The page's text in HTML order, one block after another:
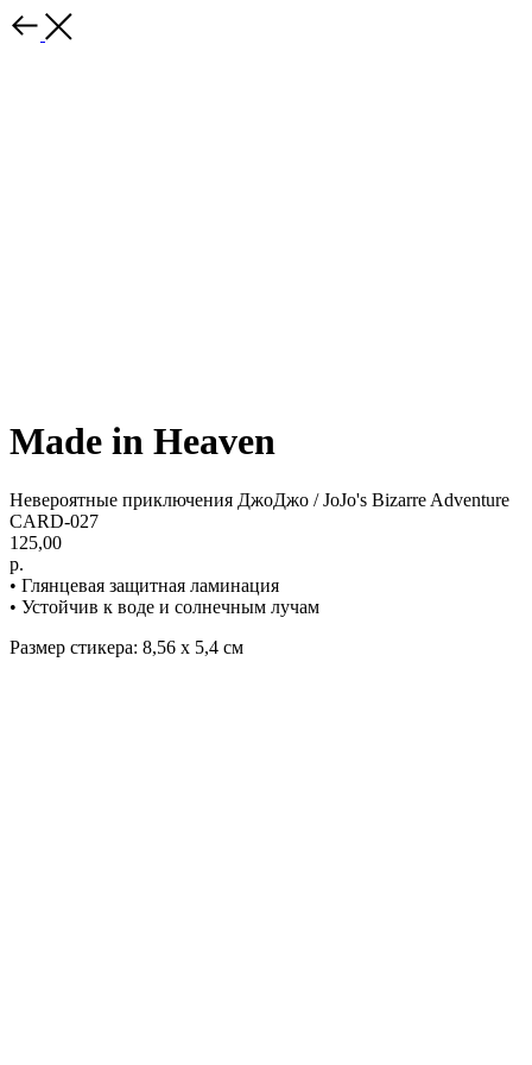
Made in Heaven
Невероятные приключения ДжоДжо / JoJo's Bizarre Adventure
CARD-027
125,00
р.
• Глянцевая защитная ламинация
• Устойчив к воде и солнечным лучам
Размер стикера: 8,56 х 5,4 см